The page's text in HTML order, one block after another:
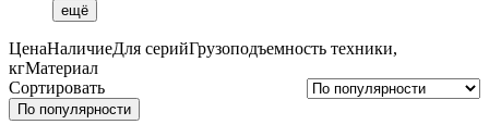
ещё
ЦенаНаличиеДля серийГрузоподъемность техники,
кгМатериал
Сортировать
По популярности